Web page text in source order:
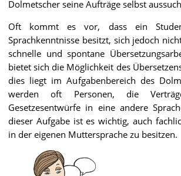
Dolmetscher seine Aufträge selbst
Oft kommt es vor, dass ein
Sprachkenntnisse besitzt, sich jedoch
schnelle und spontane
bietet sich die Möglichkeit des
dies liegt im Aufgabenbereich des
werden oft Personen, die
Gesetzesentwürfe in eine andere
dieser Aufgabe ist es wichtig, auch
in der eigenen Muttersprache zu besitzen.